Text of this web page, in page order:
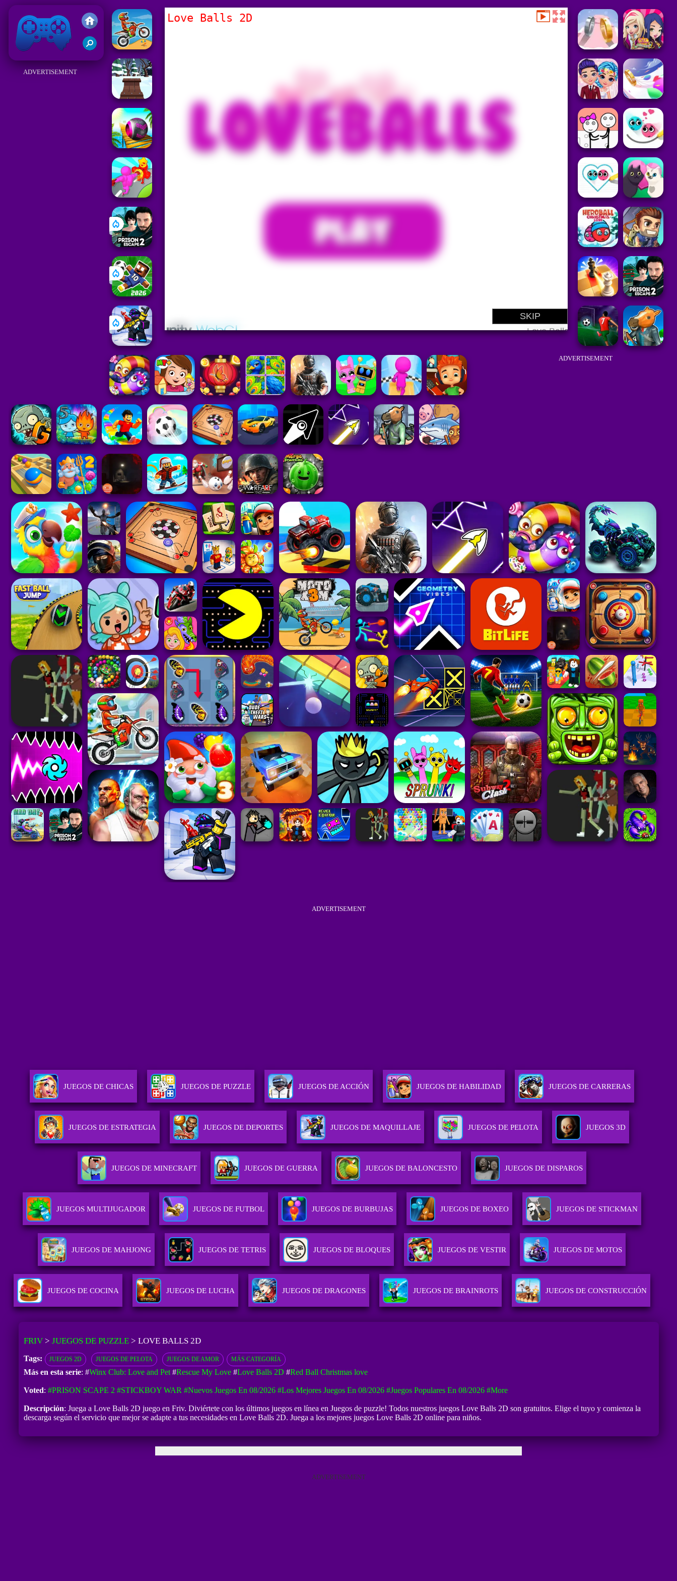
Friv
ADVERTISEMENT
Love Balls 2D
ADVERTISEMENT
ADVERTISEMENT
JUEGOS DE CHICAS JUEGOS DE PUZZLE JUEGOS DE ACCIÓN JUEGOS DE HABILIDAD JUEGOS DE CARRERAS
JUEGOS DE ESTRATEGIA JUEGOS DE DEPORTES JUEGOS DE MAQUILLAJE JUEGOS DE PELOTA JUEGOS 3D
JUEGOS DE MINECRAFT JUEGOS DE GUERRA JUEGOS DE BALONCESTO JUEGOS DE DISPAROS
JUEGOS MULTIJUGADOR JUEGOS DE FUTBOL JUEGOS DE BURBUJAS JUEGOS DE BOXEO JUEGOS DE STICKMAN
JUEGOS DE MAHJONG JUEGOS DE TETRIS JUEGOS DE BLOQUES JUEGOS DE VESTIR JUEGOS DE MOTOS
JUEGOS DE COCINA JUEGOS DE LUCHA JUEGOS DE DRAGONES JUEGOS DE BRAINROTS JUEGOS DE CONSTRUCCIÓN
FRIV> JUEGOS DE PUZZLE> LOVE BALLS 2D
Tags: JUEGOS 2D JUEGOS DE PELOTA JUEGOS DE AMOR MÁS CATEGORÍA
Más en esta serie: #Winx Club: Love and Pet#Rescue My Love#Love Balls 2D #Red Ball Christmas love
Voted: #PRISON SCAPE 2 #STICKBOY WAR #Nuevos Juegos En 08/2026 #Los Mejores Juegos En 08/2026 #Juegos Populares En 08/2026 #more
Descripción: Juega a Love Balls 2D juego en Friv. Diviértete con los últimos juegos en línea en Juegos de puzzle! Todos nuestros juegos Love Balls 2D son gratuitos. Elige el tuyo y comienza la
descarga según el servicio que mejor se adapte a tus necesidades en Love Balls 2D. Juega a los mejores juegos Love Balls 2D online para niños.
ADVERTISEMENT